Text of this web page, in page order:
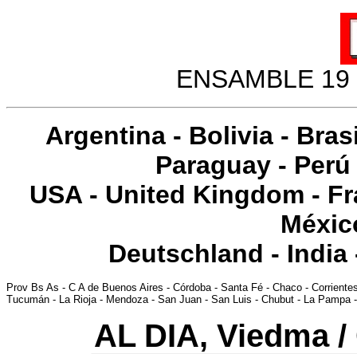
ENSAMBLE
Argentina - Bolivia -
Paraguay - Perú
USA- United Kingdom -
Deutschland - India
Prov Bs As - C A de Buenos Aires - Córdoba- Santa Fé - Chaco -
Tucumán - La Rioja- Mendoza- San Juan - San Luis - Chubut - La Pampa
AL DIA, Viedma